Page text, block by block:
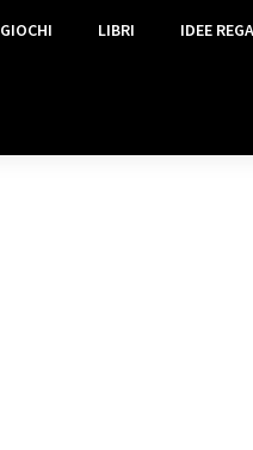
GIOCHI LIBRI IDEE